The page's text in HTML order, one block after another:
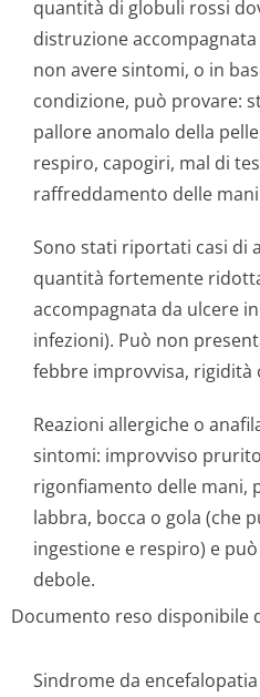
quantità di globuli rossi
distruzione
non avere sintomi, o in
condizione, può provare:
pallore anomalo della
respiro, capogiri, mal di
raffreddamento delle
Sono stati riportati casi di
quantità fortemente
accompagnata da ulcere
infezioni). Può non
febbre improvvisa, rigidità
Reazioni allergiche o
sintomi: improvviso
rigonfiamento delle mani,
labbra, bocca o gola (che
ingestione e respiro) e
debole.
Documento reso disponibile
Sindrome da